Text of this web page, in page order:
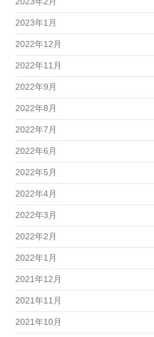
2023年1月
2022年12月
2022年11月
2022年9月
2022年8月
2022年7月
2022年6月
2022年5月
2022年4月
2022年3月
2022年2月
2022年1月
2021年12月
2021年11月
2021年10月